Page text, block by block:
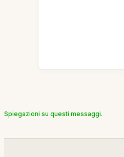
Spiegazioni su questi messaggi.